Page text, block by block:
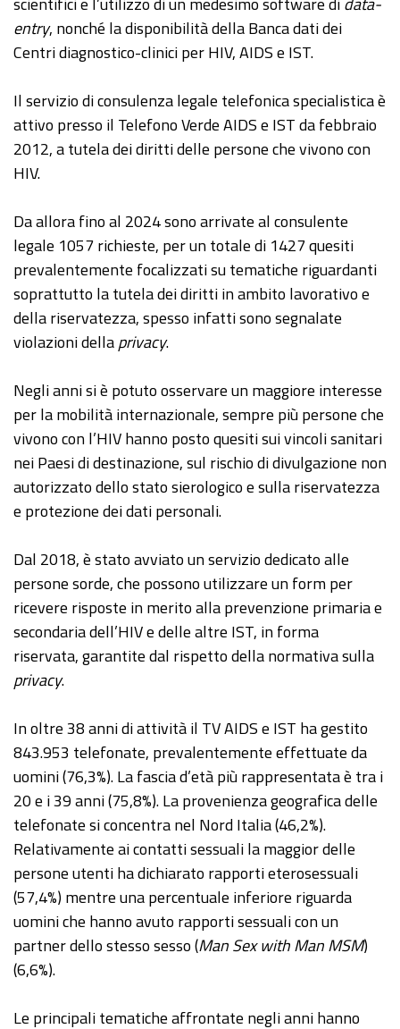
entry, nonché la disponibilità della Banca dati dei
Centri diagnostico-clinici per HIV, AIDS e IST.
Il servizio di consulenza legale telefonica specialistica è
attivo presso il Telefono Verde AIDS e IST da febbraio
2012, a tutela dei diritti delle persone che vivono con
HIV.
Da allora fino al 2024 sono arrivate al consulente
legale 1057 richieste, per un totale di 1427 quesiti
prevalentemente focalizzati su tematiche riguardanti
soprattutto la tutela dei diritti in ambito lavorativo e
della riservatezza, spesso infatti sono segnalate
violazioni dellaprivacy.
Negli anni si è potuto osservare un maggiore interesse
per la mobilità internazionale, sempre più persone che
vivono con l’HIV hanno posto quesiti sui vincoli sanitari
nei Paesi di destinazione, sul rischio di divulgazione non
autorizzato dello stato sierologico e sulla riservatezza
e protezione dei dati personali.
Dal 2018, è stato avviato un servizio dedicato alle
persone sorde, che possono utilizzare un form per
ricevere risposte in merito alla prevenzione primaria e
secondaria dell’HIV e delle altre IST, in forma
riservata, garantite dal rispetto della normativa sulla
privacy.
In oltre 38 anni di attività il TV AIDS e IST ha gestito
843.953 telefonate, prevalentemente effettuate da
uomini (76,3%). La fascia d’età più rappresentata è tra i
20 e i 39 anni (75,8%). La provenienza geografica delle
telefonate si concentra nel Nord Italia (46,2%).
Relativamente ai contatti sessuali la maggior delle
persone utenti ha dichiarato rapporti eterosessuali
(57,4%) mentre una percentuale inferiore riguarda
uomini che hanno avuto rapporti sessuali con un
partner dello stesso sesso (Man Sex with Man MSM)
(6,6%).
Le principali tematiche affrontate negli anni hanno